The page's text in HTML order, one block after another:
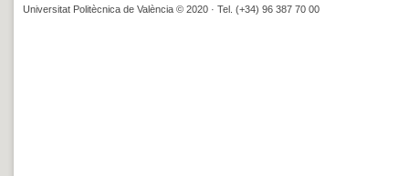
Universitat Politècnica de València © 2020 · Tel. (+34) 96 387 70 00